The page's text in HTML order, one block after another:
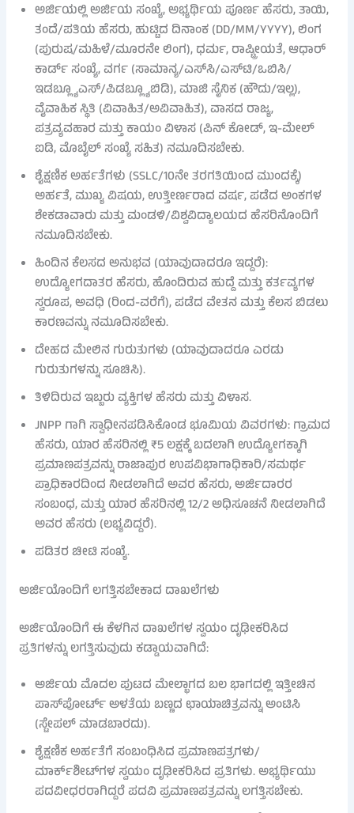
ಅರ್ಜಿಯಲ್ಲಿ ಅರ್ಜಿಯ ಸಂಖ್ಯೆ, ಅಭ್ಯರ್ಥಿಯ ಪೂರ್ಣ ಹೆಸರು, ತಾಯಿ,
ತಂದೆ/ಪತಿಯ ಹೆಸರು, ಹುಟ್ಟಿದ ದಿನಾಂಕ (DD/MM/YYYY), ಲಿಂಗ
(ಪುರುಷ/ಮಹಿಳೆ/ಮೂರನೇ ಲಿಂಗ), ಧರ್ಮ, ರಾಷ್ಟ್ರೀಯತೆ, ಆಧಾರ್
ಕಾರ್ಡ್ ಸಂಖ್ಯೆ, ವರ್ಗ (ಸಾಮಾನ್ಯ/ಎಸ್‌ಸಿ/ಎಸ್‌ಟಿ/ಒಬಿಸಿ/
ಇಡಬ್ಲ್ಯೂಎಸ್/ಪಿಡಬ್ಲ್ಯೂಬಿಡಿ), ಮಾಜಿ ಸೈನಿಕ (ಹೌದು/ಇಲ್ಲ),
ವೈವಾಹಿಕ ಸ್ಥಿತಿ (ವಿವಾಹಿತ/ಅವಿವಾಹಿತ), ವಾಸದ ರಾಜ್ಯ,
ಪತ್ರವ್ಯವಹಾರ ಮತ್ತು ಕಾಯಂ ವಿಳಾಸ (ಪಿನ್ ಕೋಡ್, ಇ-ಮೇಲ್
ಐಡಿ, ಮೊಬೈಲ್ ಸಂಖ್ಯೆ ಸಹಿತ) ನಮೂದಿಸಬೇಕು.
ಶೈಕ್ಷಣಿಕ ಅರ್ಹತೆಗಳು (SSLC/10ನೇ ತರಗತಿಯಿಂದ ಮುಂದಕ್ಕೆ)
ಅರ್ಹತೆ, ಮುಖ್ಯ ವಿಷಯ, ಉತ್ತೀರ್ಣರಾದ ವರ್ಷ, ಪಡೆದ ಅಂಕಗಳ
ಶೇಕಡಾವಾರು ಮತ್ತು ಮಂಡಳಿ/ವಿಶ್ವವಿದ್ಯಾಲಯದ ಹೆಸರಿನೊಂದಿಗೆ
ನಮೂದಿಸಬೇಕು.
ಹಿಂದಿನ ಕೆಲಸದ ಅನುಭವ (ಯಾವುದಾದರೂ ಇದ್ದರೆ):
ಉದ್ಯೋಗದಾತರ ಹೆಸರು, ಹೊಂದಿರುವ ಹುದ್ದೆ ಮತ್ತು ಕರ್ತವ್ಯಗಳ
ಸ್ವರೂಪ, ಅವಧಿ (ರಿಂದ-ವರೆಗೆ), ಪಡೆದ ವೇತನ ಮತ್ತು ಕೆಲಸ ಬಿಡಲು
ಕಾರಣವನ್ನು ನಮೂದಿಸಬೇಕು.
ದೇಹದ ಮೇಲಿನ ಗುರುತುಗಳು (ಯಾವುದಾದರೂ ಎರಡು
ಗುರುತುಗಳನ್ನು ಸೂಚಿಸಿ).
ತಿಳಿದಿರುವ ಇಬ್ಬರು ವ್ಯಕ್ತಿಗಳ ಹೆಸರು ಮತ್ತು ವಿಳಾಸ.
JNPP ಗಾಗಿ ಸ್ವಾಧೀನಪಡಿಸಿಕೊಂಡ ಭೂಮಿಯ ವಿವರಗಳು: ಗ್ರಾಮದ
ಹೆಸರು, ಯಾರ ಹೆಸರಿನಲ್ಲಿ ₹5 ಲಕ್ಷಕ್ಕೆ ಬದಲಾಗಿ ಉದ್ಯೋಗಕ್ಕಾಗಿ
ಪ್ರಮಾಣಪತ್ರವನ್ನು ರಾಜಾಪುರ ಉಪವಿಭಾಗಾಧಿಕಾರಿ/ಸಮರ್ಥ
ಪ್ರಾಧಿಕಾರದಿಂದ ನೀಡಲಾಗಿದೆ ಅವರ ಹೆಸರು, ಅರ್ಜಿದಾರರ
ಸಂಬಂಧ, ಮತ್ತು ಯಾರ ಹೆಸರಿನಲ್ಲಿ 12/2 ಅಧಿಸೂಚನೆ ನೀಡಲಾಗಿದೆ
ಅವರ ಹೆಸರು (ಲಭ್ಯವಿದ್ದರೆ).
ಪಡಿತರ ಚೀಟಿ ಸಂಖ್ಯೆ.
ಅರ್ಜಿಯೊಂದಿಗೆ ಲಗತ್ತಿಸಬೇಕಾದ ದಾಖಲೆಗಳು
ಅರ್ಜಿಯೊಂದಿಗೆ ಈ ಕೆಳಗಿನ ದಾಖಲೆಗಳ ಸ್ವಯಂ ದೃಢೀಕರಿಸಿದ
ಪ್ರತಿಗಳನ್ನು ಲಗತ್ತಿಸುವುದು ಕಡ್ಡಾಯವಾಗಿದೆ:
ಅರ್ಜಿಯ ಮೊದಲ ಪುಟದ ಮೇಲ್ಭಾಗದ ಬಲ ಭಾಗದಲ್ಲಿ ಇತ್ತೀಚಿನ
ಪಾಸ್‌ಪೋರ್ಟ್ ಅಳತೆಯ ಬಣ್ಣದ ಛಾಯಾಚಿತ್ರವನ್ನು ಅಂಟಿಸಿ
(ಸ್ಟೇಪಲ್ ಮಾಡಬಾರದು).
ಶೈಕ್ಷಣಿಕ ಅರ್ಹತೆಗೆ ಸಂಬಂಧಿಸಿದ ಪ್ರಮಾಣಪತ್ರಗಳು/
ಮಾರ್ಕ್‌ಶೀಟ್‌ಗಳ ಸ್ವಯಂ ದೃಢೀಕರಿಸಿದ ಪ್ರತಿಗಳು. ಅಭ್ಯರ್ಥಿಯು
ಪದವೀಧರರಾಗಿದ್ದರೆ ಪದವಿ ಪ್ರಮಾಣಪತ್ರವನ್ನು ಲಗತ್ತಿಸಬೇಕು.